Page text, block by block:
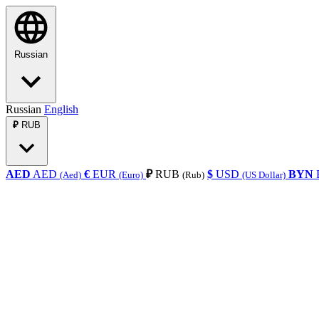
Russian
Russian English
₽ RUB
AED AED (Aed) € EUR (Euro) ₽RUB (Rub) $ USD (US Dollar) BYN